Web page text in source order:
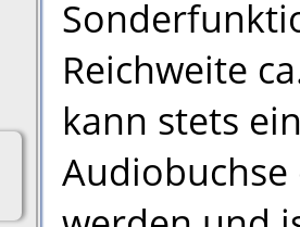
Reichweite
kann stets